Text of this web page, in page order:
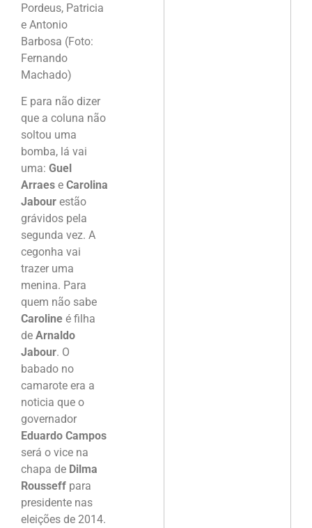
Pordeus, Patricia
e Antonio
Barbosa (Foto:
Fernando
Machado)
E para não dizer
que a coluna não
soltou uma
bomba, lá vai
uma: Guel
Arraes e Carolina
Jabour estão
grávidos pela
segunda vez. A
cegonha vai
trazer uma
menina. Para
quem não sabe
Caroline é filha
de Arnaldo
Jabour. O
babado no
camarote era a
noticia que o
governador
Eduardo Campos
será o vice na
chapa de Dilma
Rousseff para
presidente nas
eleições de 2014.